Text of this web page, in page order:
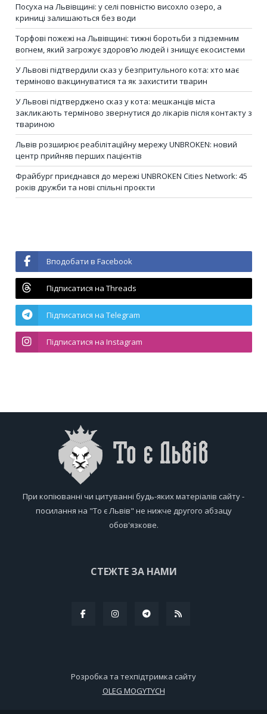
Посуха на Львівщині: у селі повністю висохло озеро, а
криниці залишаються без води
Торфові пожежі на Львівщині: тижні боротьби з підземним
вогнем, який загрожує здоров’ю людей і знищує екосистеми
У Львові підтвердили сказ у безпритульного кота: хто має
терміново вакцинуватися та як захистити тварин
У Львові підтверджено сказ у кота: мешканців міста
закликають терміново звернутися до лікарів після контакту з
твариною
Львів розширює реабілітаційну мережу UNBROKEN: новий
центр прийняв перших пацієнтів
Фрайбург приєднався до мережі UNBROKEN Cities Network: 45
років дружби та нові спільні проєкти
Вподобати в Facebook
Підписатися на Threads
Підписатися на Telegram
Підписатися на Instagram
При копіюванні чи цитуванні будь-яких матеріалів сайту -
посилання на "То є Львів" не нижче другого абзацу
обов'язкове.
СТЕЖТЕ ЗА НАМИ
Розробка та техпідтримка сайту
OLEG MOGYTYCH